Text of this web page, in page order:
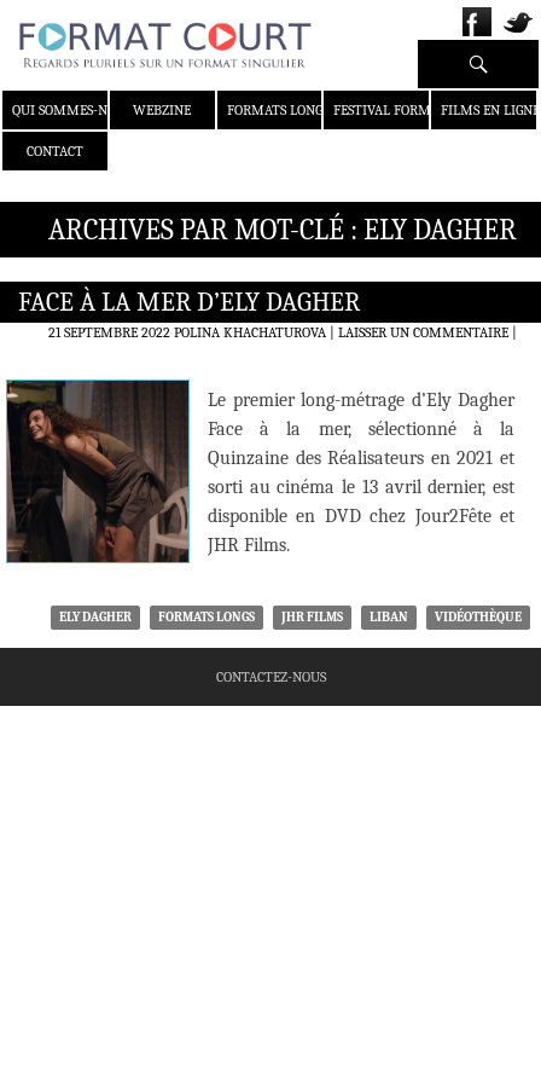
QUI SOMMES-NOUS ?WEBZINE FORMATS LONGS FESTIVAL FORMAT COURT
FILMS EN LIGNE
CONTACT
Recherche
ARCHIVES PAR MOT-CLÉ : ELY DAGHER
FACE À LA MER D’ELY DAGHER
21 SEPTEMBRE 2022 POLINA KHACHATUROVA LAISSER UN COMMENTAIRE|
Le premier long-métrage d’Ely Dagher
Face à la mer, sélectionné à la
Quinzaine des Réalisateurs en 2021 et
sorti au cinéma le 13 avril dernier, est
disponible en DVD chez Jour2Fête et
JHR Films.
ELY DAGHER FORMATS LONGS JHR FILMS LIBAN VIDÉOTHÈQUE
CONTACTEZ-NOUS